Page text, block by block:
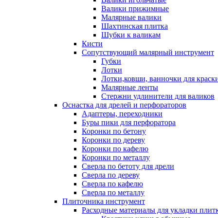
Валики прижимные
Малярные валики
Шахтинская плитка
Шубки к валикам
Кисти
Сопутствующий малярный инструмент
Губки
Лотки
Лотки,ковши, ванночки для
Малярные ленты
Стержни удлинители для валиков
Оснастка для дрелей и перфораторов
Адаптеры, переходники
Буры пики для перфоратора
Коронки по бетону
Коронки по дереву
Коронки по кафелю
Коронки по металлу
Сверла по бетоту для дрели
Сверла по дереву
Сверла по кафелю
Сверла по металлу
Плиточника инструмент
Расходные материалы для укладки